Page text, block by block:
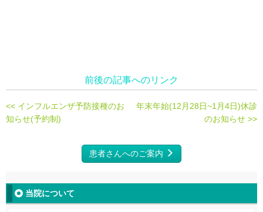
前後の記事へのリンク
<< インフルエンザ予防接種のお
知らせ(予約制)
年末年始(12月28日~1月4日)休診
のお知らせ >>
患者さんへのご案内
当院について